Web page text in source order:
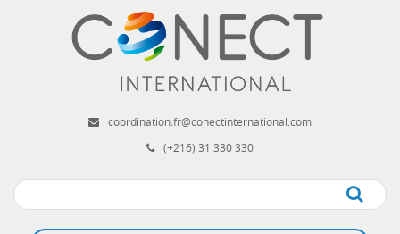
coordination.fr@conectinternational.com
(+216) 31 330 330
Apply